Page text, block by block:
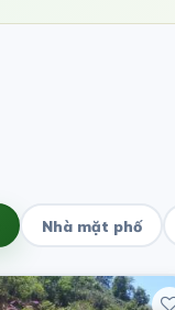
Nhà mặt phố